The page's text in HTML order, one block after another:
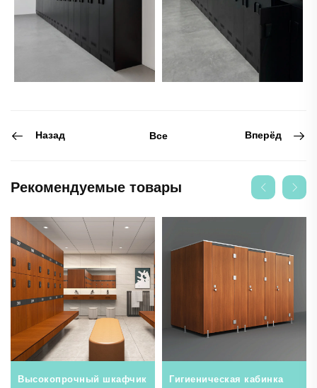
Назад Все Вперёд
Рекомендуемые товары
Высокопрочный шкафчик
Гигиеническая кабинка